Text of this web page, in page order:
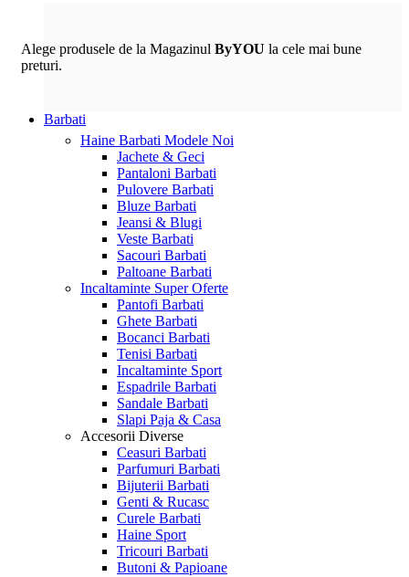
Alege produsele de la Magazinul ByYOU la cele mai bune
preturi.
Barbati
Haine Barbati Modele Noi
Jachete & Geci
Pantaloni Barbati
Pulovere Barbati
Bluze Barbati
Jeansi & Blugi
Veste Barbati
Sacouri Barbati
Paltoane Barbati
Incaltaminte Super Oferte
Pantofi Barbati
Ghete Barbati
Bocanci Barbati
Tenisi Barbati
Incaltaminte Sport
Espadrile Barbati
Sandale Barbati
Slapi Paja & Casa
Accesorii Diverse
Ceasuri Barbati
Parfumuri Barbati
Bijuterii Barbati
Genti & Rucasc
Curele Barbati
Haine Sport
Tricouri Barbati
Butoni & Papioane